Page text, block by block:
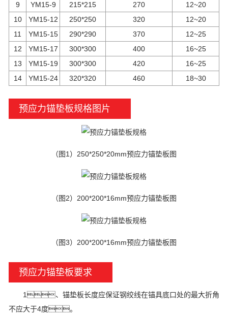
9
YM15-9 215*215 270
12~20
10
YM15-12 250*250 320
12~20
11
YM15-15 290*290 370
12~25
12
YM15-17 300*300 400
16~25
13
YM15-19 300*300 420
16~25
14
YM15-24 320*320 460 18~30
预应力锚垫板规格图片
（图1）250*250*20mm预应力锚垫板图
（图2）200*200*16mm预应力锚垫板图
（图3）200*200*16mm预应力锚垫板图
预应力锚垫板要求
1、锚垫板长度应保证钢绞线在锚具底口处的最大折角
不应大于4度。